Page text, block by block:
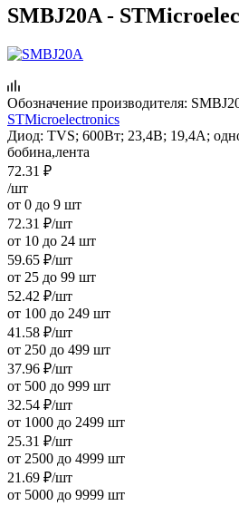
SMBJ20A -
Обозначение производителя:
STMicroelectronics
Диод: TVS; 600Вт; 23,4В; 19,4А;
бобина,лента
72.31 ₽
/шт
от 0 до 9 шт
72.31 ₽/шт
от 10 до 24 шт
59.65 ₽/шт
от 25 до 99 шт
52.42 ₽/шт
от 100 до 249 шт
41.58 ₽/шт
от 250 до 499 шт
37.96 ₽/шт
от 500 до 999 шт
32.54 ₽/шт
от 1000 до 2499 шт
25.31 ₽/шт
от 2500 до 4999 шт
21.69 ₽/шт
от 5000 до 9999 шт